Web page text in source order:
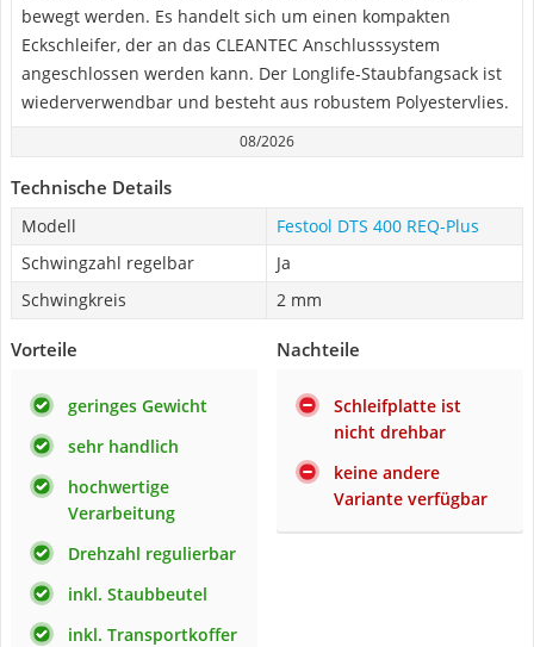
bewegt werden. Es handelt sich um einen kompakten
Eckschleifer, der an das CLEANTEC Anschlusssystem
angeschlossen werden kann. Der Longlife-Staubfangsack ist
wiederverwendbar und besteht aus robustem Polyestervlies.
08/2026
Technische Details
Modell
Festool DTS 400 REQ-Plus
Schwingzahl regelbar
Ja
Schwingkreis
2 mm
Vorteile
geringes Gewicht
sehr handlich
hochwertige
Verarbeitung
Drehzahl regulierbar
inkl. Staubbeutel
inkl. Transportkoffer
Nachteile
Schleifplatte ist
nicht drehbar
keine andere
Variante verfügbar